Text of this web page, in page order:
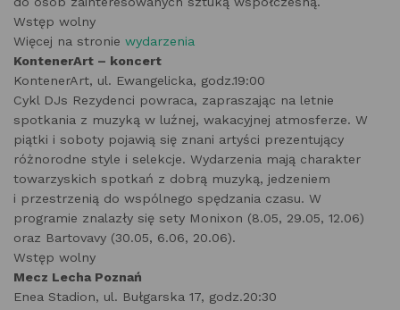
Wstęp wolny
Więcej na stronie wydarzenia
KontenerArt – koncert
KontenerArt, ul. Ewangelicka, godz.19:00
Cykl DJs Rezydenci powraca, zapraszając na letnie
spotkania z muzyką w luźnej, wakacyjnej atmosferze. W
piątki i soboty pojawią się znani artyści prezentujący
różnorodne style i selekcje. Wydarzenia mają charakter
towarzyskich spotkań z dobrą muzyką, jedzeniem
i przestrzenią do wspólnego spędzania czasu. W
programie znalazły się sety Monixon (8.05, 29.05, 12.06)
oraz Bartovavy (30.05, 6.06, 20.06).
Wstęp wolny
Mecz Lecha Poznań
Enea Stadion, ul. Bułgarska 17, godz.20:30